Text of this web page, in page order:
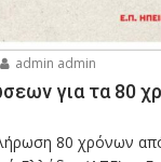
admin admin
για τα 80
80 χρόνων